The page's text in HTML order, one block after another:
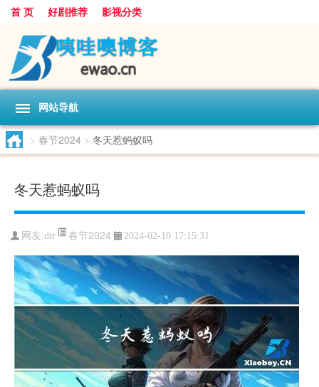
首 页 好剧推荐 影视分类
网站导航
> 春节2024 > 冬天惹蚂蚁吗
冬天惹蚂蚁吗
网友:dtr 春节2024 2024-02-10 17:15:31